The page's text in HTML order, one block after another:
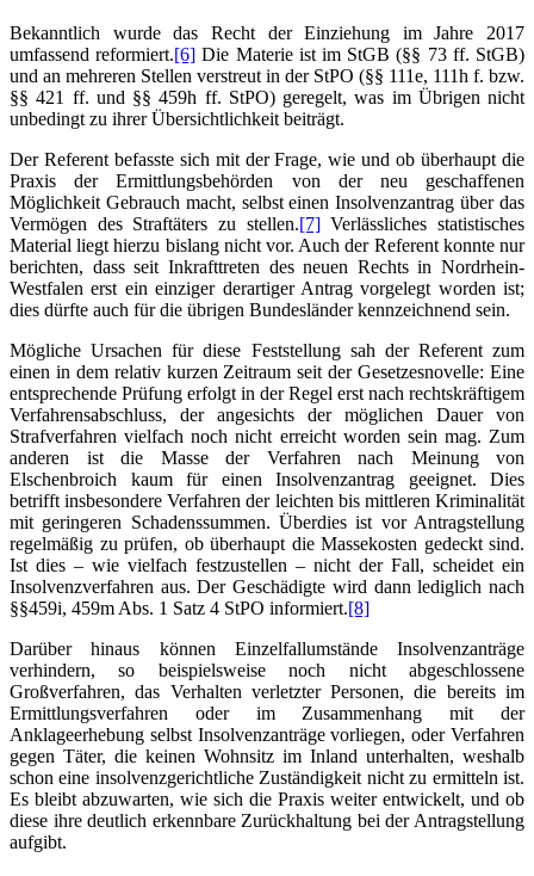
Bekanntlich wurde das Recht der Einziehung im Jahre 2017
umfassend reformiert.[6] Die Materie ist im StGB (§§ 73 ff. StGB)
und an mehreren Stellen verstreut in der StPO (§§ 111e, 111h f. bzw.
§§ 421 ff. und §§ 459h ff. StPO) geregelt, was im Übrigen nicht
unbedingt zu ihrer Übersichtlichkeit beiträgt.
Der Referent befasste sich mit der Frage, wie und ob überhaupt die
Praxis der Ermittlungsbehörden von der neu geschaffenen
Möglichkeit Gebrauch macht, selbst einen Insolvenzantrag über das
Vermögen des Straftäters zu stellen.[7]Verlässliches statistisches
Material liegt hierzu bislang nicht vor. Auch der Referent konnte nur
berichten, dass seit Inkrafttreten des neuen Rechts in Nordrhein-
Westfalen erst ein einziger derartiger Antrag vorgelegt worden ist;
dies dürfte auch für die übrigen Bundesländer kennzeichnend sein.
Mögliche Ursachen für diese Feststellung sah der Referent zum
einen in dem relativ kurzen Zeitraum seit der Gesetzesnovelle: Eine
entsprechende Prüfung erfolgt in der Regel erst nach rechtskräftigem
Verfahrensabschluss, der angesichts der möglichen Dauer von
Strafverfahren vielfach noch nicht erreicht worden sein mag. Zum
anderen ist die Masse der Verfahren nach Meinung von
Elschenbroich kaum für einen Insolvenzantrag geeignet. Dies
betrifft insbesondere Verfahren der leichten bis mittleren Kriminalität
mit geringeren Schadenssummen. Überdies ist vor Antragstellung
regelmäßig zu prüfen, ob überhaupt die Massekosten gedeckt sind.
Ist dies – wie vielfach festzustellen – nicht der Fall, scheidet ein
Insolvenzverfahren aus. Der Geschädigte wird dann lediglich nach
§§459i, 459m Abs. 1 Satz 4 StPO informiert.[8]
Darüber hinaus können Einzelfallumstände Insolvenzanträge
verhindern, so beispielsweise noch nicht abgeschlossene
Großverfahren, das Verhalten verletzter Personen, die bereits im
Ermittlungsverfahren oder im Zusammenhang mit der
Anklageerhebung selbst Insolvenzanträge vorliegen, oder Verfahren
gegen Täter, die keinen Wohnsitz im Inland unterhalten, weshalb
schon eine insolvenzgerichtliche Zuständigkeit nicht zu ermitteln ist.
Es bleibt abzuwarten, wie sich die Praxis weiter entwickelt, und ob
diese ihre deutlich erkennbare Zurückhaltung bei der Antragstellung
aufgibt.